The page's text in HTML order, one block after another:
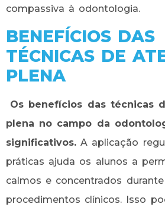
compassiva à odontologia.
BENEFÍCIOS DAS
TÉCNICAS DE
PLENA
Os benefícios das técnicas
plena no campo da
significativos. A aplicação
práticas ajuda os alunos a
calmos e concentrados durante
procedimentos clínicos. Isso